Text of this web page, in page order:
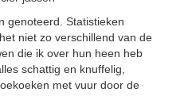
genoteerd. Statistieken
niet zo verschillend van de
die ik over hun heen heb
schattig en knuffelig,
met vuur door de